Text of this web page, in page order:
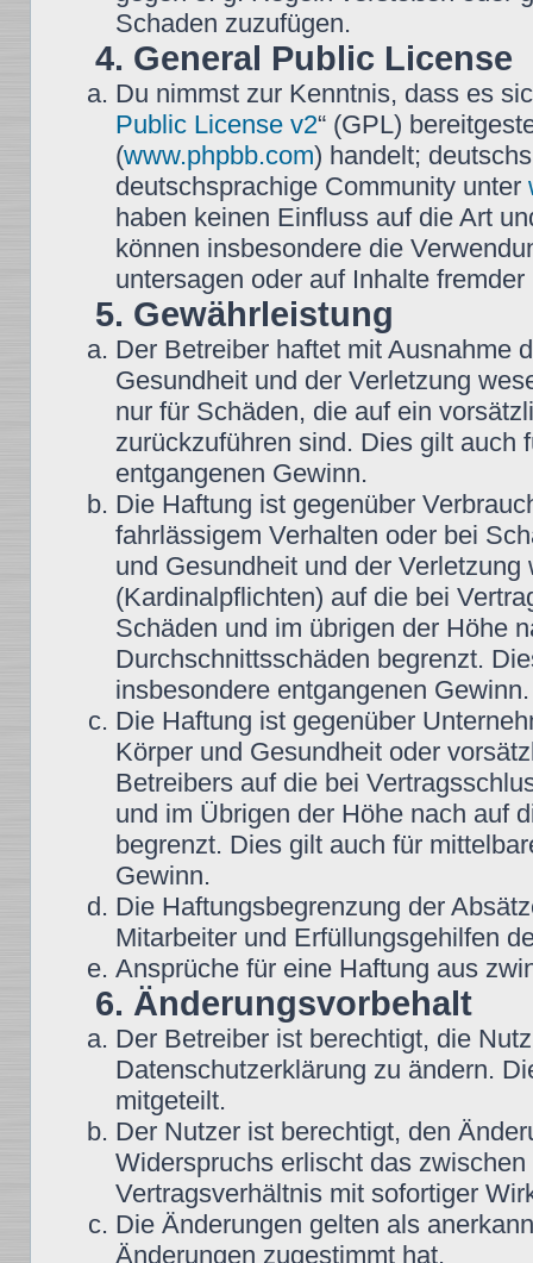
Schaden zuzufügen.
4. General Public License
Du nimmst zur Kenntnis, dass es
Public License v2“ (GPL)
(www.phpbb.com) handelt;
deutschsprachige Community unter
haben keinen Einfluss auf die Art
können insbesondere die
untersagen oder auf Inhalte
5. Gewährleistung
Der Betreiber haftet mit Ausnahme
Gesundheit und der Verletzung
nur für Schäden, die auf ein
zurückzuführen sind. Dies gilt auch
entgangenen Gewinn.
Die Haftung ist gegenüber
fahrlässigem Verhalten oder bei
und Gesundheit und der
(Kardinalpflichten) auf die bei
Schäden und im übrigen der Höhe
Durchschnittsschäden begrenzt.
insbesondere entgangenen Gewinn.
Die Haftung ist gegenüber
Körper und Gesundheit oder
Betreibers auf die bei
und im Übrigen der Höhe nach auf
begrenzt. Dies gilt auch für
Gewinn.
Die Haftungsbegrenzung der
Mitarbeiter und Erfüllungsgehilfen
Ansprüche für eine Haftung aus
6. Änderungsvorbehalt
Der Betreiber ist berechtigt, die
Datenschutzerklärung zu ändern.
mitgeteilt.
Der Nutzer ist berechtigt, den
Widerspruchs erlischt das
Vertragsverhältnis mit sofortiger
Die Änderungen gelten als
Änderungen zugestimmt hat.